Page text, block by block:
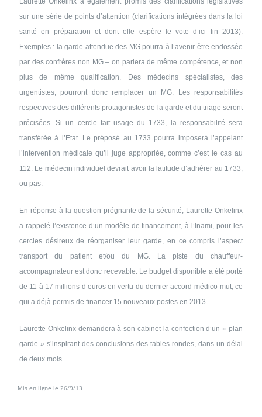
sur une série de points d’attention (clarifications intégrées dans la loi
santé en préparation et dont elle espère le vote d’ici fin 2013).
Exemples : la garde attendue des MG pourra à l’avenir être endossée
par des confrères non MG – on parlera de même compétence, et non
plus de même qualification. Des médecins spécialistes, des
urgentistes, pourront donc remplacer un MG. Les responsabilités
respectives des différents protagonistes de la garde et du triage seront
précisées. Si un cercle fait usage du 1733, la responsabilité sera
transférée à l’Etat. Le préposé au 1733 pourra imposerà l’appelant
l’intervention médicale qu’il juge appropriée, comme c’est le cas au
112. Le médecin individuel devrait avoir la latitude d’adhérer au 1733,
ou pas.
En réponse à la question prégnante de la sécurité, Laurette Onkelinx
a rappelé l’existence d’un modèle de financement, à l’Inami, pour les
cercles désireux de réorganiser leur garde, en ce compris l’aspect
transport du patient et/ou du MG. La piste du chauffeur-
accompagnateur est donc recevable. Le budget disponible a été porté
de 11 à 17 millions d’euros en vertu du dernier accord médico-mut, ce
qui a déjà permis de financer 15 nouveaux postes en 2013.
Laurette Onkelinx demandera à son cabinet la confection d’un « plan
garde » s’inspirant des conclusions des tables rondes, dans un délai
de deux mois.
Mis en ligne le 26/9/13